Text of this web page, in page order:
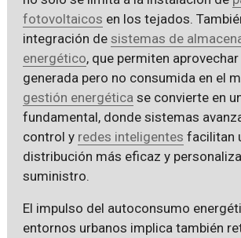
fotovoltaicos en los tejados.
integración de sistemas de
energético, que permiten
generada pero no consumida en el
gestión energética se convierte en
fundamental, donde sistemas
control y redes inteligentes facilitan
distribución más eficaz y
suministro.
El impulso del autoconsumo
entornos urbanos implica también